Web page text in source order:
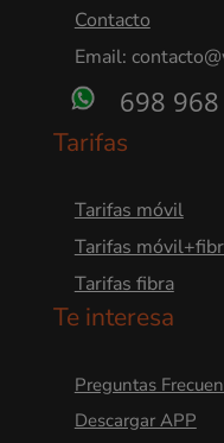
Contacto
Email:
698 968
Tarifas
Tarifas móvil
Tarifas
Tarifas fibra
Te interesa
Preguntas
Descargar APP